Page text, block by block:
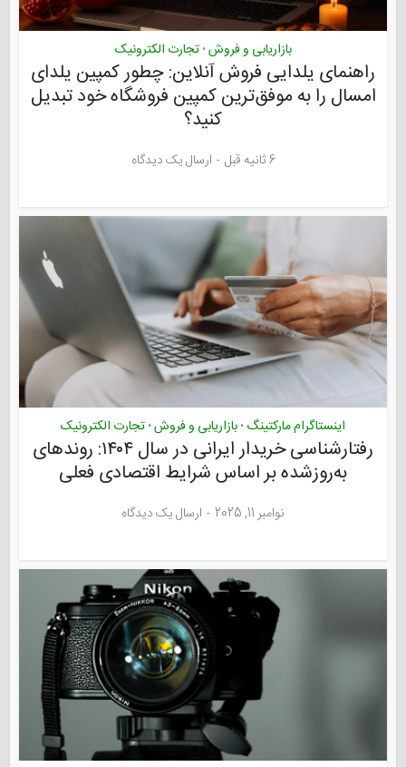
بازاریابی و فروش • تجارت الکترونیک
راهنمای یلدایی فروش آنلاین: چطور کمپین یلدای
امسال را به موفق‌ترین کمپین فروشگاه خود تبدیل
کنید؟
6 ثانیه قبل ارسال یک دیدگاه
اینستاگرام مارکتینگ • بازاریابی و فروش • تجارت الکترونیک
رفتارشناسی خریدار ایرانی در سال ۱۴۰۴: روندهای
به‌روزشده بر اساس شرایط اقتصادی فعلی
نوامبر 11, 2025 ارسال یک دیدگاه